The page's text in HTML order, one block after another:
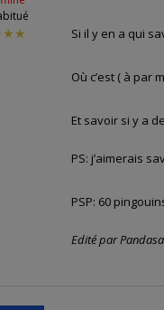
Si il y en a qui
Où c’est ( à par
Et savoir si y a
PS: j’aimerais
PSP: 60
Edité par